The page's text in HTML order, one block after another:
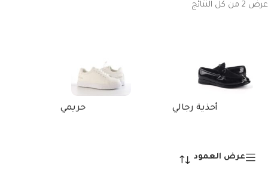
عرض ⁦2⁩ من كل النتائج
أحذية رجالي حريمي
عرض العمود